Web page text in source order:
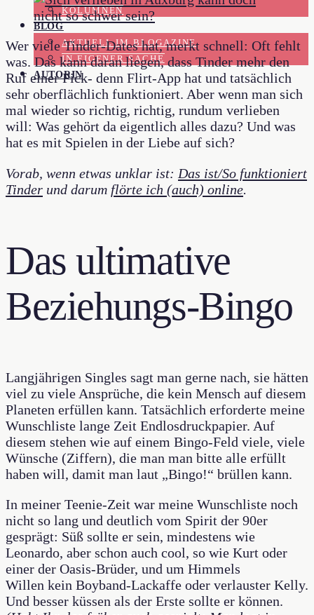
KOLUMNEN
BLOG
AKTUELL IM BLOGAZINE
IN EIGENER SACHE
AUTORIN
Wer viele Tinder-Dates hat, merkt schnell: Oft fehlt
was. Das kann daran liegen, dass Tinder mehr den
Ruf einer Fick- denn Flirt-App hat und tatsächlich
sehr oberflächlich funktioniert. Aber wenn man sich
mal wieder so richtig, richtig, rundum verlieben
will: Was gehört da eigentlich alles dazu? Und was
hat es mit Spielen in der Liebe auf sich?
Vorab, wenn etwas unklar ist: Das ist/So funktioniert
Tinder und darum flörte ich (auch) online.
Das ultimative
Beziehungs-Bingo
Langjährigen Singles sagt man gerne nach, sie hätten
viel zu viele Ansprüche, die kein Mensch auf diesem
Planeten erfüllen kann. Tatsächlich erforderte meine
Wunschliste lange Zeit Endlosdruckpapier. Auf
diesem stehen wie auf einem Bingo-Feld viele, viele
Wünsche (Ziffern), die man man bitte alle erfüllt
haben will, damit man laut „Bingo!“ brüllen kann.
In meiner Teenie-Zeit war meine Wunschliste noch
nicht so lang und deutlich vom Spirit der 90er
gesprägt: Süß sollte er sein, mindestens wie
Leonardo, aber schon auch cool, so wie Kurt oder
einer der Oasis-Brüder, und um Himmels
Willen kein Boyband-Lackaffe oder verlauster Kelly.
Und besser küssen als der Erste sollte er können.